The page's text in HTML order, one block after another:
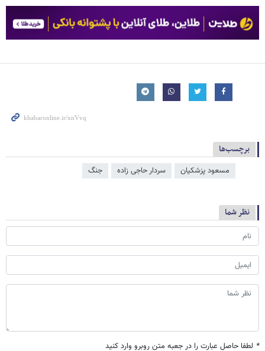
برچسب‌ها
مسعود پزشکیان سردار حاجی زاده جنگ
نظر شما
* لطفا حاصل عبارت را در جعبه متن روبرو وارد کنید